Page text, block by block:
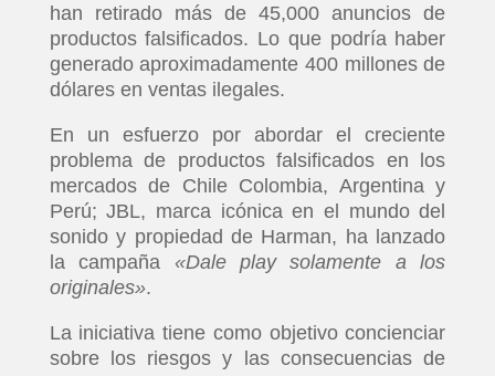
han retirado más de 45,000 anuncios de
productos falsificados. Lo que podría haber
generado aproximadamente 400 millones de
dólares en ventas ilegales.
En un esfuerzo por abordar el creciente
problema de productos falsificados en los
mercados de Chile Colombia, Argentina y
Perú; JBL, marca icónica en el mundo del
sonido y propiedad de Harman, ha lanzado
la campaña «Dale play solamente a los
originales».
La iniciativa tiene como objetivo concienciar
sobre los riesgos y las consecuencias de